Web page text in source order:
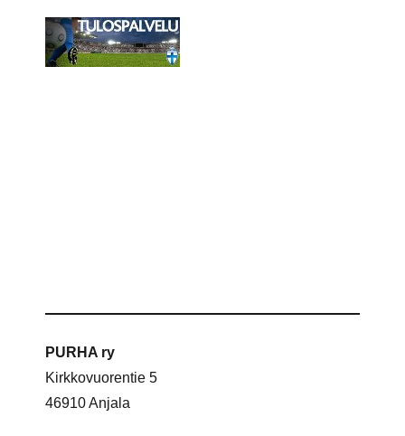
PURHA ry
Kirkkovuorentie 5
46910 Anjala